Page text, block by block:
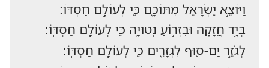
וַיּוֹצֵ֣א יִ֭שְׂרָאֵל מִתּוֹכָ֑ם כִּ֖י לְעוֹלָ֣ם חַסְדּֽוֹ:
בְּיָ֣ד חֲ֭זָקָה וּבִזְר֣וֹעַ נְטוּיָ֑ה כִּ֖י לְעוֹלָ֣ם חַסְדּֽוֹ:
לְגֹזֵ֣ר יַם-ס֭וּף לִגְזָרִ֑ים כִּ֖י לְעוֹלָ֣ם חַסְדּֽוֹ: